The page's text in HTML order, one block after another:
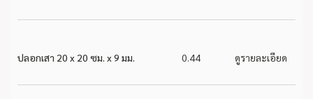
ปลอกเสา 20 x 20 ซม. x 9 มม. 0.44 ดูรายละเอียด